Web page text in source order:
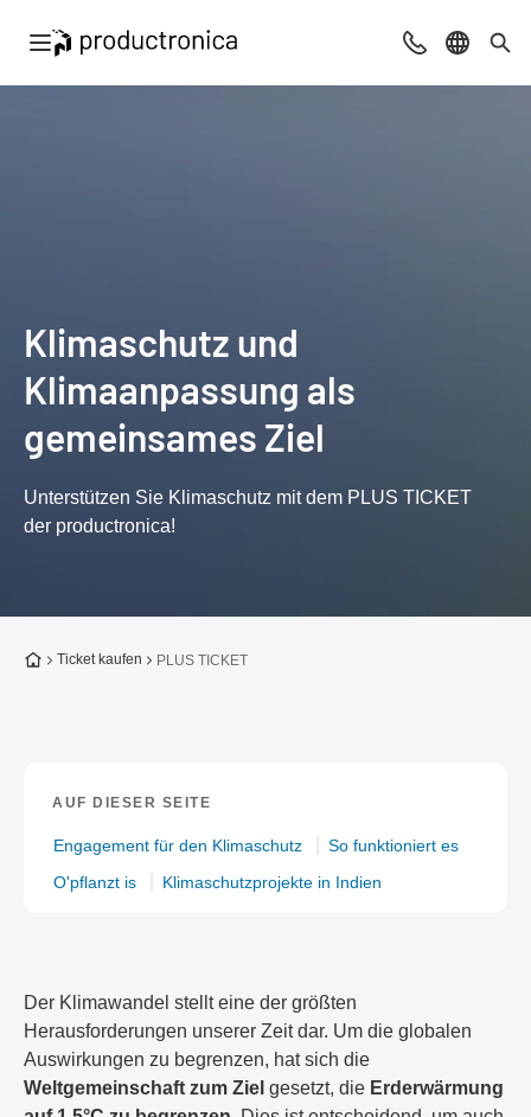
Navigation öffnen Beratung &
Sprache
Klimaschutz und
Klimaanpassung als
gemeinsames Ziel
Unterstützen Sie Klimaschutz mit dem PLUS TICKET
der productronica!
Zur Startseite
Ticket kaufen PLUS TICKET
AUF DIESER SEITE
Engagement für den Klimaschutz
So funktioniert es
O'pflanzt is
Klimaschutzprojekte in Indien
Der Klimawandel stellt eine der größten
Herausforderungen unserer Zeit dar. Um die globalen
Auswirkungen zu begrenzen, hat sich die
Weltgemeinschaft zum Ziel gesetzt, die Erderwärmung